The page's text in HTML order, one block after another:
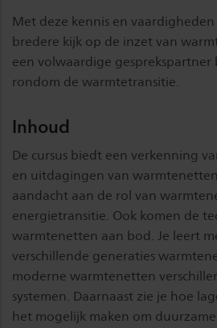
Met deze kennis en
bredere kijk op de inzet van
een volwaardige
rondom de warmtetransitie.
Inhoud
De cursus biedt een verkenning
en uitdagingen van
aandacht aan de rol van
energietransitie. Ook komen de
warmtenetten aan bod. Je leert
verschillende generaties
moderne warmtenetten
systemen. Daarnaast zie je hoe
het mogelijk maken om